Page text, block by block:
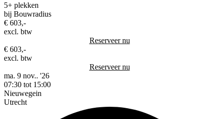
5+ plekken
bij Bouwradius
€ 603,-
excl. btw
Reserveer nu
€ 603,-
excl. btw
Reserveer nu
ma. 9 nov.. '26
07:30 tot 15:00
Nieuwegein
Utrecht